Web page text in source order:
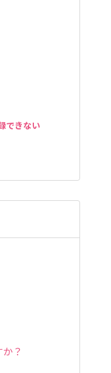
できない
？